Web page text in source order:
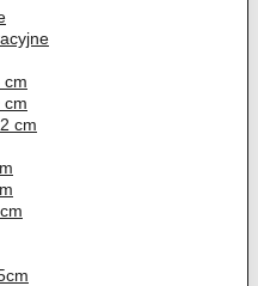
cm
cm
cm